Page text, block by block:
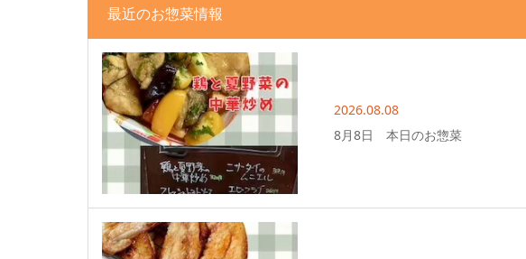
最近のお惣菜情報
2026.08.08
8月8日 本日のお惣菜